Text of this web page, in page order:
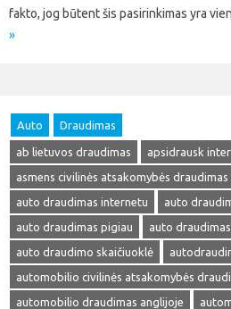
fakto, jog būtent šis pasirinkimas yra
»
Auto Draudimas
ab lietuvos draudimas apsidrausk
asmens civilinės atsakomybės draudimas
auto draudimas internetu
auto
auto draudimas pigiau
auto
auto draudimo skaičiuoklė
automobilio civilinės atsakomybės
automobilio draudimas anglijoje